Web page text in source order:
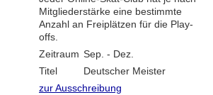
Mitgliederstärke eine bestimmte
Anzahl an Freiplätzen für die Play-
offs.
Zeitraum Sep. - Dez.
Titel
Deutscher Meister
zur Ausschreibung